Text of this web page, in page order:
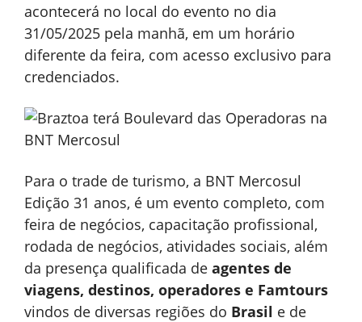
acontecerá no local do evento no dia
31/05/2025 pela manhã, em um horário
diferente da feira, com acesso exclusivo para
credenciados.
Para o trade de turismo, a BNT Mercosul
Edição 31 anos, é um evento completo, com
feira de negócios, capacitação profissional,
rodada de negócios, atividades sociais, além
da presença qualificada de agentes de
viagens, destinos, operadores e Famtours
vindos de diversas regiões do Brasil e de